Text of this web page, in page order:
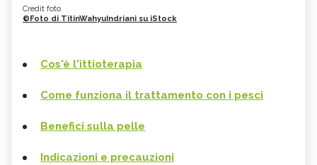
Credit foto
©Foto di TitinWahyuIndriani su iStock
Cos'è l'ittioterapia
Come funziona il trattamento con i pesci
Benefici sulla pelle
Indicazioni e precauzioni